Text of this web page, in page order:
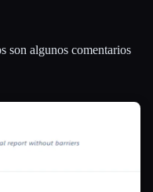
son algunos comentarios